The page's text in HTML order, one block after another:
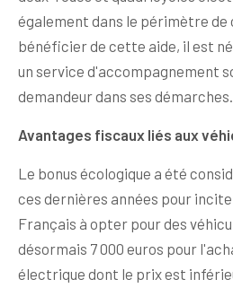
également dans le périmètre
bénéficier de cette aide, il est
un service d'accompagnement
demandeur dans ses démarches.
Avantages fiscaux liés aux
Le bonus écologique a été
ces dernières années pour
Français à opter pour des
désormais 7 000 euros pour
électrique dont le prix est